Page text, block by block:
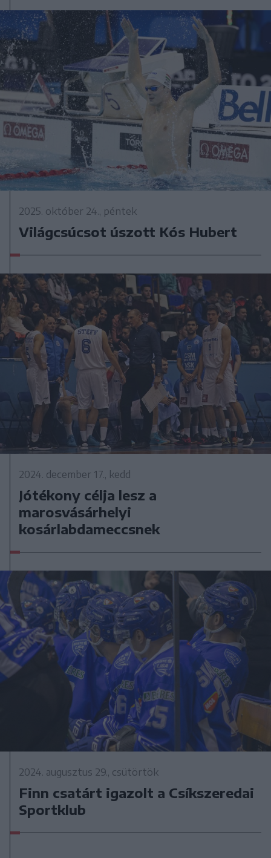
2025. október 24., péntek
Világcsúcsot úszott Kós Hubert
2024. december 17., kedd
Jótékony célja lesz a
marosvásárhelyi
kosárlabdameccsnek
2024. augusztus 29., csütörtök
Finn csatárt igazolt a Csíkszeredai
Sportklub